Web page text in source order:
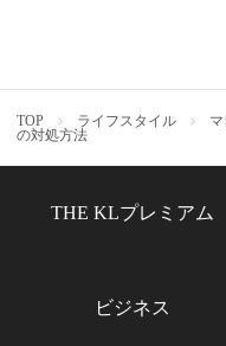
TOP ライフスタイル
の対処方法
THE KLプレミアム
ビジネス